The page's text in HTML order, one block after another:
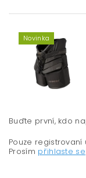
Novinka
Buďte první, kdo
Pouze
Prosím přihlaste se